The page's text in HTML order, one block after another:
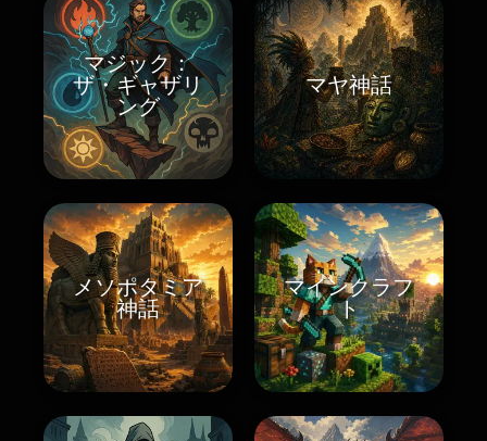
マジック：
ザ・ギャザリ
ング
マヤ神話
メソポタミア
神話
マインクラフ
ト